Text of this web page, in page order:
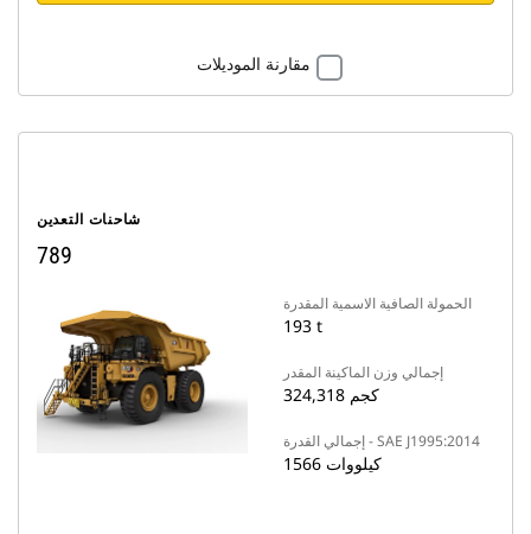
مقارنة الموديلات
شاحنات التعدين
789
الحمولة الصافية الاسمية المقدرة
193 t
إجمالي وزن الماكينة المقدر
324,318 كجم
إجمالي القدرة - SAE J1995:2014
1566 كيلووات